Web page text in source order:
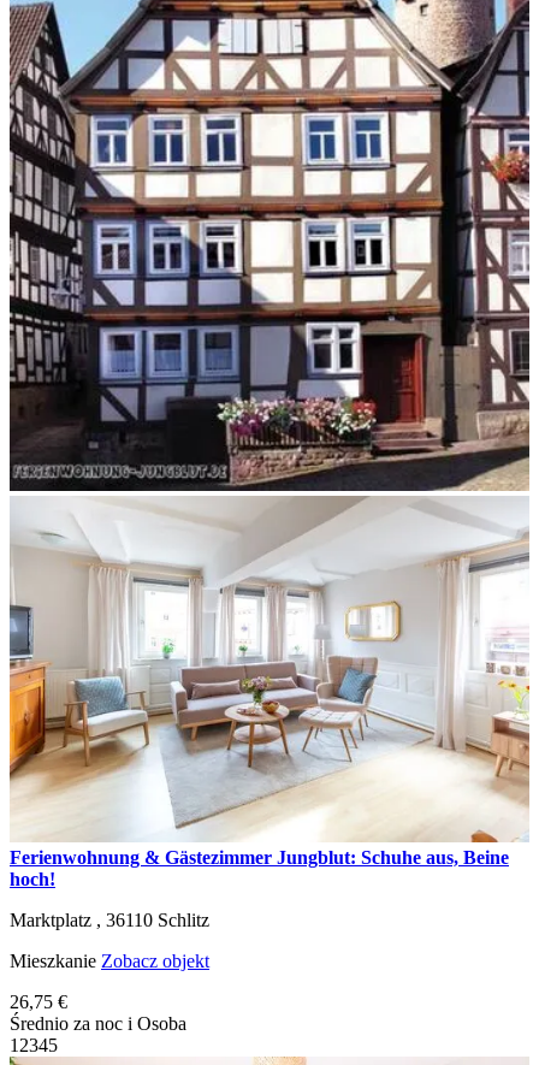
Ferienwohnung & Gästezimmer Jungblut: Schuhe aus, Beine
hoch!
Marktplatz , 36110 Schlitz
Mieszkanie Zobacz objekt
26,75 €
Średnio za noc i Osoba
12345